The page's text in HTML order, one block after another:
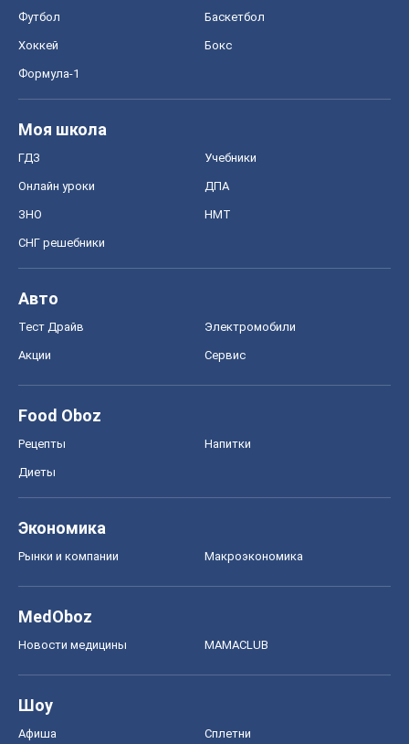
Футбол Баскетбол
Хоккей Бокс
Формула-1
Моя школа
ГДЗ Учебники
Онлайн уроки ДПА
ЗНО НМТ
СНГ решебники
Авто
Тест Драйв Электромобили
Акции Сервис
Food Oboz
Рецепты Напитки
Диеты
Экономика
Рынки и компании Mакроэкономика
MedOboz
Новости медицины MAMACLUB
Шоу
Афиша Сплетни